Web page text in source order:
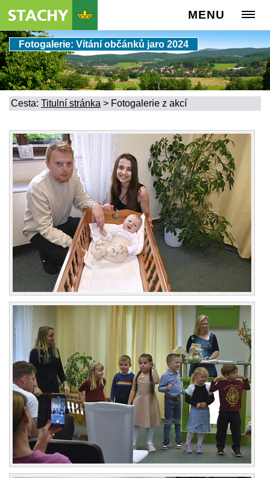
MENU
Fotogalerie: Vítání občánků jaro 2024
Cesta: Titulní stránka > Fotogalerie z akcí